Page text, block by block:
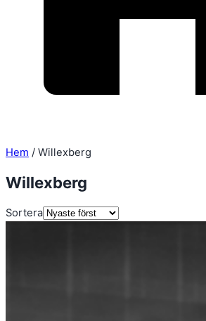
Hem / Willexberg
Willexberg
Sortera